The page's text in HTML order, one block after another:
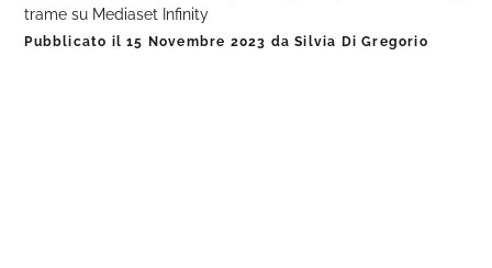
trame su Mediaset Infinity
Pubblicato il15 Novembre 2023 daSilvia Di Gregorio